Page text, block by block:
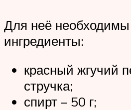
Для неё
ингредиенты:
красный жгучий
стручка;
спирт – 50 г;